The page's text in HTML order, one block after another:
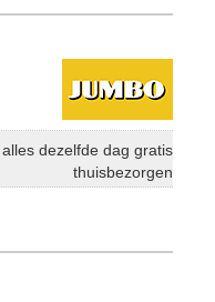
dezelfde dag gratis
thuisbezorgen